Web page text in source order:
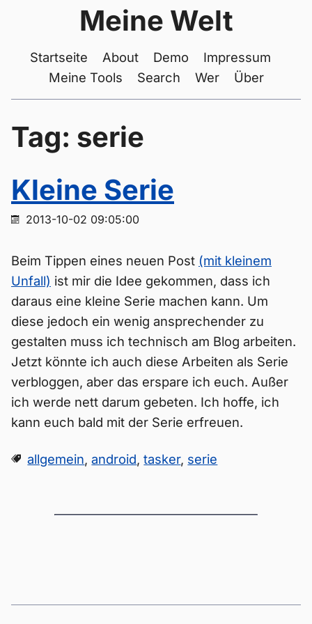
Meine Welt
Startseite About Demo
Impressum
Meine Tools
Search Wer Über
Tag: serie
Kleine Serie
2013-10-02 09:05:00
Beim Tippen eines neuen Post (mit kleinem
Unfall) ist mir die Idee gekommen, dass ich
daraus eine kleine Serie machen kann. Um
diese jedoch ein wenig ansprechender zu
gestalten muss ich technisch am Blog arbeiten.
Jetzt könnte ich auch diese Arbeiten als Serie
verbloggen, aber das erspare ich euch. Außer
ich werde nett darum gebeten. Ich hoffe, ich
kann euch bald mit der Serie erfreuen.
allgemein,android,tasker, serie